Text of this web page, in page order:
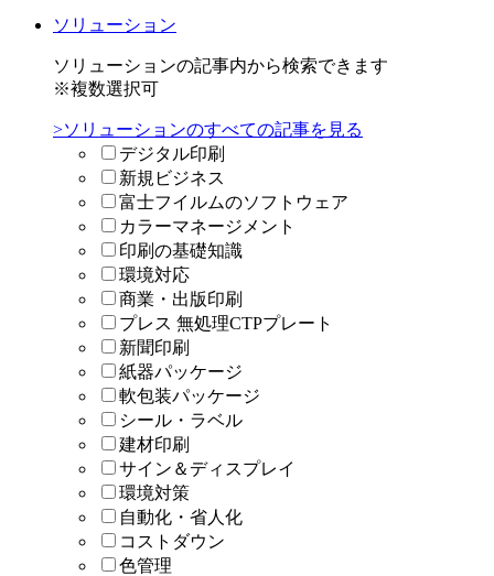
ソリューション
ソリューションの記事内から検索できます
※複数選択可
>ソリューションのすべての記事を見る
デジタル印刷
新規ビジネス
富士フイルムのソフトウェア
カラーマネージメント
印刷の基礎知識
環境対応
商業・出版印刷
プレス 無処理CTPプレート
新聞印刷
紙器パッケージ
軟包装パッケージ
シール・ラベル
建材印刷
サイン＆ディスプレイ
環境対策
自動化・省人化
コストダウン
色管理